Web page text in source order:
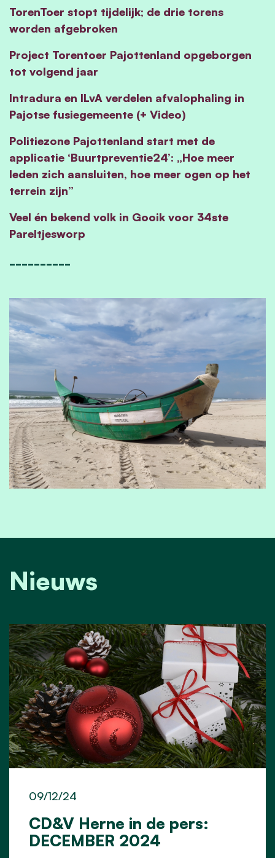
TorenToer stopt tijdelijk; de drie torens
worden afgebroken
Project Torentoer Pajottenland opgeborgen
tot volgend jaar
Intradura en ILvA verdelen afvalophaling in
Pajotse fusiegemeente (+ Video)
Politiezone Pajottenland start met de
applicatie ‘Buurtpreventie24’: „Hoe meer
leden zich aansluiten, hoe meer ogen op het
terrein zijn”
Veel én bekend volk in Gooik voor 34ste
Pareltjesworp
Nieuws
CD&V Herne in de pers:
DECEMBER 2024
09/12/24